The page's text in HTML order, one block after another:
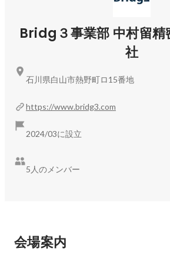
上記に1つでも当てはまる方、お気軽に
オンライン（Teams）
※申込みいただいた後、TeamsのURLを
◆ 応募方法
【話を聞きに行きたい】ボタンをクリッ
Bridg３事業部 中村留精
社
https://www.bridg3.com
2024/03に設立
5人のメンバー
石川県白山市熱野町ロ15番地
会場案内